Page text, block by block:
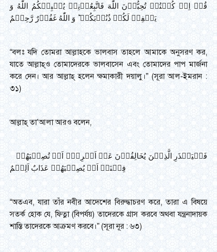
قُلۡ اِنۡ کُنۡتُمۡ تُحِبُّوۡنَ اللّٰهَ فَاتَّبِعُوۡنِیۡ یُحۡبِبۡکُمُ اللّٰهُ وَ
یَغۡفِرۡ لَکُمۡ ذُنُوۡبَکُمۡ ؕ وَ اللّٰهُ غَفُوۡرٌ رَّحِیۡمٌ
“বলঃ যদি তোমরা আল্লাহকে ভালবাস তাহলে আমাকে অনুসরণ কর,
যাতে আল্লাহ্ও তোমাদেরকে ভালবাসেন এবং তোমাদের পাপ মার্জনা
করে দেন। আর আল্লাহ্ হলেন ক্ষমাকারী দয়ালু।” (সূরা আল-ইমরান :
৩১)
আল্লাহ্ তা’আলা আরও বলেন,
فَلۡیَحۡذَرِ الَّذِیۡنَ یُخَالِفُوۡنَ عَنۡ اَمۡرِهٖۤ اَنۡ تُصِیۡبَهُمۡ
“অতএব, যারা তাঁর নবীর আদেশের বিরুদ্ধাচরণ করে, তারা এ বিষয়ে
সতর্ক হোক যে, ফিত্না (বিপর্যয়) তাদেরকে গ্রাস করবে অথবা যন্ত্রনাদায়ক
শাস্তি তাদেরকে আক্রমণ করবে।” (সূরা নূর : ৬৩)